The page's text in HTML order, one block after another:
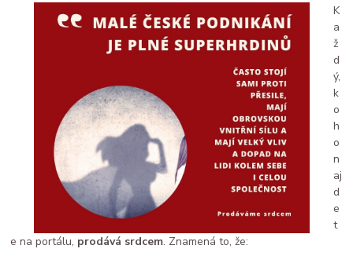
K
a
ž
d
ý,
k
o
h
o
n
aj
d
e
t
e na portálu, prodává srdcem. Znamená to, že: